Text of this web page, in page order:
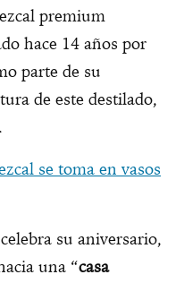
premium
hace 14 años por
parte de su
de este destilado,
se toma en vasos
su aniversario,
una “casa